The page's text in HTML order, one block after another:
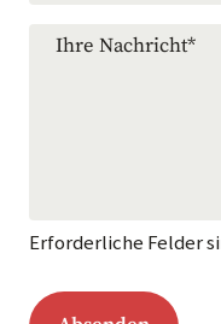
Erforderliche Felder